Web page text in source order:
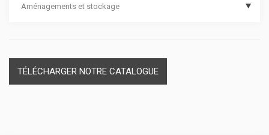
Hygiène des mains
Aménagements et stockage
Cadenas
TÉLÉCHARGER NOTRE CATALOGUE